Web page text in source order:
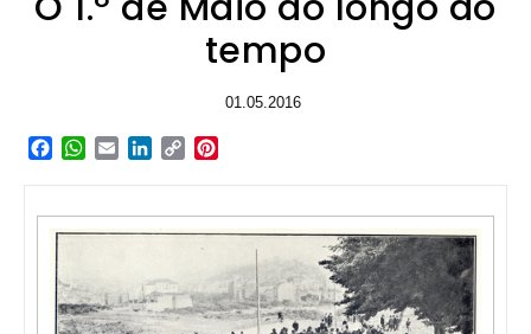
tempo
01.05.2016
Facebook
WhatsApp
EmailLinkedIn
Copy